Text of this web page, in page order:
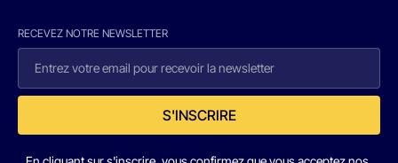
RECEVEZ NOTRE NEWSLETTER
S'INSCRIRE